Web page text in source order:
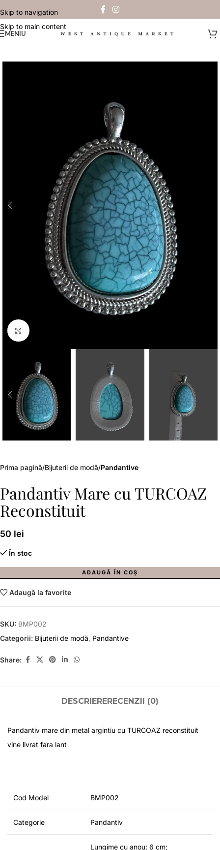
Skip to navigation
Skip to main content
MENIU
Click to enlarge
Prima pagină Bijuterii de modă Pandantive
Pandantiv Mare cu TURCOAZ
Reconstituit
50 lei
În stoc
ADAUGĂ ÎN COȘ
Adaugă la favorite
SKU: BMP002
Categorii: Bijuterii de modă Pandantive
Share:
DESCRIERERECENZII (0)
Pandantiv mare din metal argintiu cu TURCOAZ reconstituit
vine livrat fara lant
Cod Model BMP002
Categorie Pandantiv
Lungime cu anou: 6 cm;